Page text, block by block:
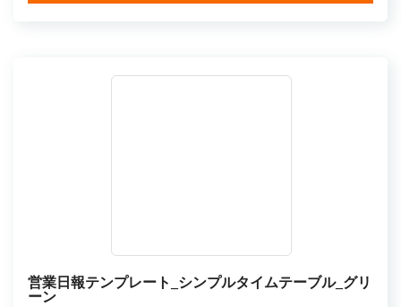
営業日報テンプレート_シンプルタイムテーブル_グリ
ーン